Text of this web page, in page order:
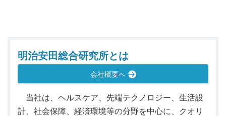
明治安田総合研究所とは
会社概要へ
当社は、ヘルスケア、先端テクノロジー、生活設
計、社会保障、経済環境等の分野を中心に、クオリ